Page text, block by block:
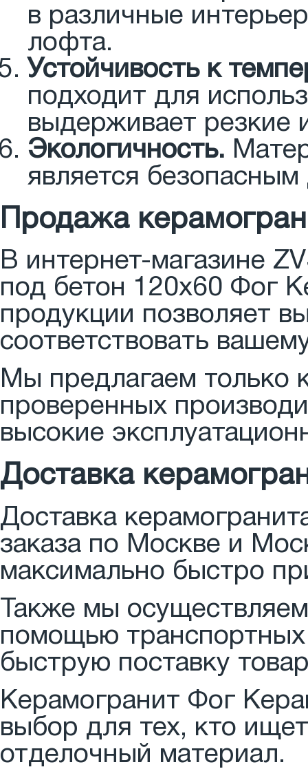
в различные
лофта.
Устойчивость к
подходит для
выдерживает резкие
Экологичность.
является
Продажа
В интернет-магазине
под бетон 120x60 Фог
продукции позволяет
соответствовать
Мы предлагаем только
проверенных
высокие
Доставка
Доставка
заказа по Москве и
максимально быстро
Также мы
помощью
быструю поставку
Керамогранит Фог
выбор для тех, кто
отделочный материал.